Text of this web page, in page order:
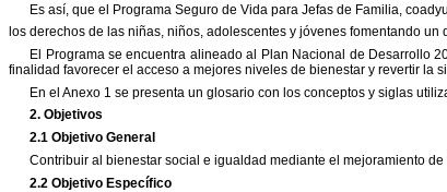
Es así, que el Programa Seguro de Vida para Jefas de Familia,
los derechos de las niñas, niños, adolescentes y jóvenes fomentando
El Programa se encuentra alineado al Plan Nacional de Desarrollo
finalidad favorecer el acceso a mejores niveles de bienestar y revertir la
En el Anexo 1 se presenta un glosario con los conceptos y siglas
2. Objetivos
2.1 Objetivo General
Contribuir al bienestar social e igualdad mediante el mejoramiento
2.2 Objetivo Específico